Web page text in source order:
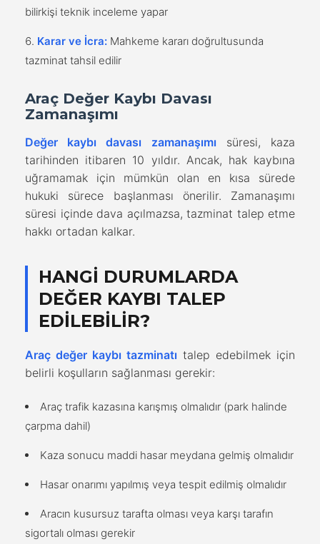
bilirkişi teknik inceleme yapar
Karar ve İcra: Mahkeme kararı doğrultusunda
tazminat tahsil edilir
Araç Değer Kaybı Davası
Zamanaşımı
Değer kaybı davası zamanaşımı süresi, kaza
tarihinden itibaren 10 yıldır. Ancak, hak kaybına
uğramamak için mümkün olan en kısa sürede
hukuki sürece başlanması önerilir. Zamanaşımı
süresi içinde dava açılmazsa, tazminat talep etme
hakkı ortadan kalkar.
HANGI DURUMLARDA
DEĞER KAYBI TALEP
EDILEBILIR?
Araç değer kaybı tazminatı talep edebilmek için
belirli koşulların sağlanması gerekir:
Araç trafik kazasına karışmış olmalıdır (park halinde
çarpma dahil)
Kaza sonucu maddi hasar meydana gelmiş olmalıdır
Hasar onarımı yapılmış veya tespit edilmiş olmalıdır
Aracın kusursuz tarafta olması veya karşı tarafın
sigortalı olması gerekir